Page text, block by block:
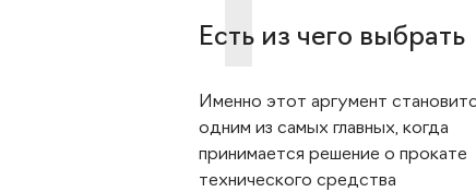
Есть из чего выбрать
Именно этот аргумент
одним из самых главных, когда
принимается решение о прокате
технического средства